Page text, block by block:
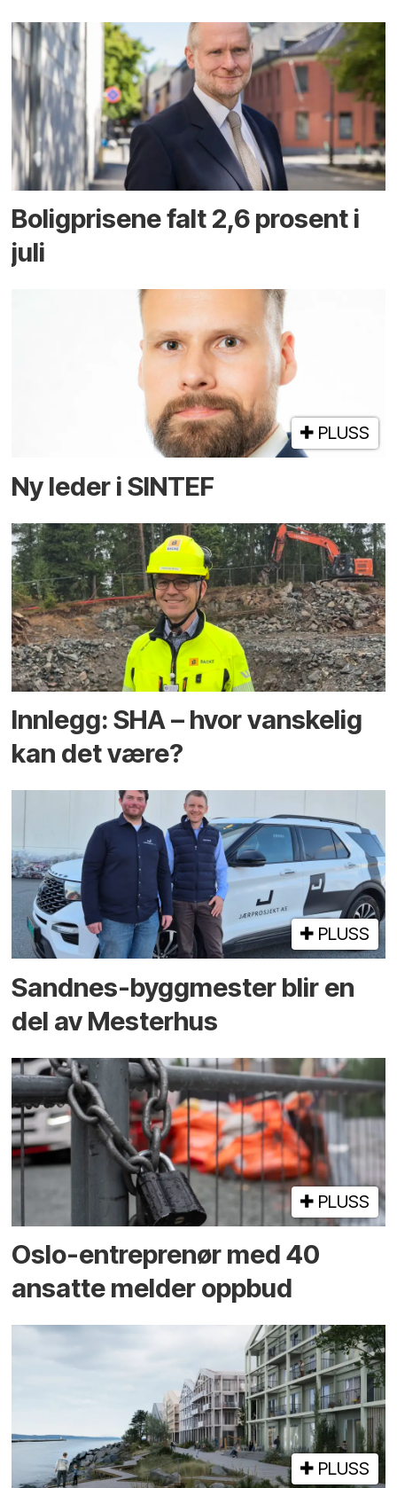
Boligprisene falt 2,6 prosent i
juli
PLUSS
Ny leder i SINTEF
Innlegg: SHA – hvor vanskelig
kan det være?
PLUSS
Sandnes-byggmester blir en
del av Mesterhus
PLUSS
Oslo-entreprenør med 40
ansatte melder oppbud
PLUSS